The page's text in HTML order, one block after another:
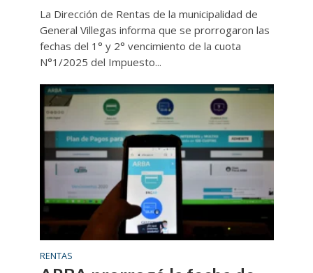
La Dirección de Rentas de la municipalidad de
General Villegas informa que se prorrogaron las
fechas del 1° y 2° vencimiento de la cuota
N°1/2025 del Impuesto...
RENTAS